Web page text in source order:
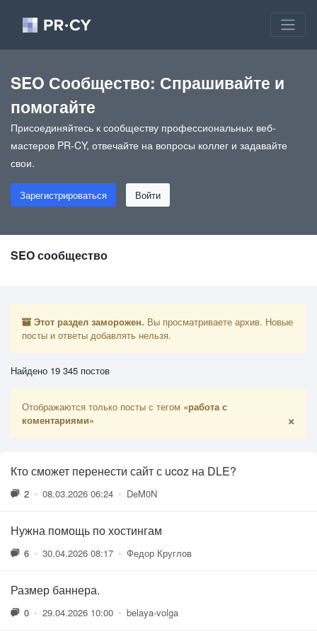
SEO Сообщество: Спрашивайте и
помогайте
Присоединяйтесь к сообществу профессиональных веб-
мастеров PR-CY, отвечайте на вопросы коллег и задавайте
свои.
Зарегистрироваться Войти
SEO сообщество
Этот раздел заморожен. Вы просматриваете архив. Новые
посты и ответы добавлять нельзя.
Найдено 19 345 постов
Отображаются только посты с тегом «работа с
коментариями»
×
Кто сможет перенести сайт с ucoz на DLE?
2 • 08.03.2026 06:24 • DeM0N
Нужна помощь по хостингам
6 • 30.04.2026 08:17 • Федор Круглов
Размер баннера.
0 • 29.04.2026 10:00 • belaya-volga